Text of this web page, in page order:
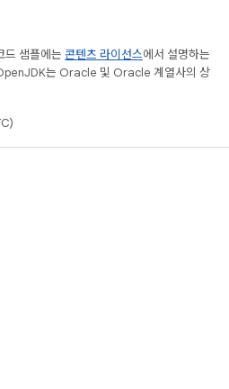
드 샘플에는 콘텐츠 라이선스에서 설명하는
는 Oracle 및 Oracle 계열사의 상